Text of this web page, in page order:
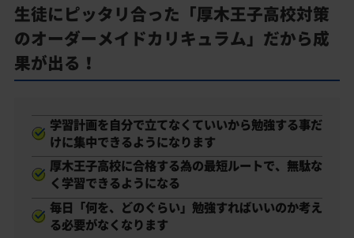
生徒にピッタリ合った「厚木王子高校対策
のオーダーメイドカリキュラム」だから成
果が出る！
学習計画を自分で立てなくていいから勉強する事だ
けに集中できるようになります
厚木王子高校に合格する為の最短ルートで、無駄な
く学習できるようになる
毎日「何を、どのぐらい」勉強すればいいのか考え
る必要がなくなります